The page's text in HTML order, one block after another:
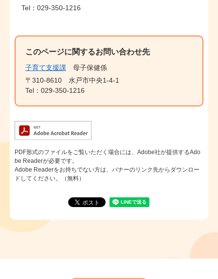
Tel：029-350-1216
このページに関するお問い合わせ先
子育て支援課
母子保健係
〒310-8610
水戸市中央1-4-1
Tel：029-350-1216
PDF形式のファイルをご覧いただく場合には、Adobe社が提供するAdo
be Readerが必要です。
Adobe Readerをお持ちでない方は、バナーのリンク先からダウンロー
ドしてください。（無料）